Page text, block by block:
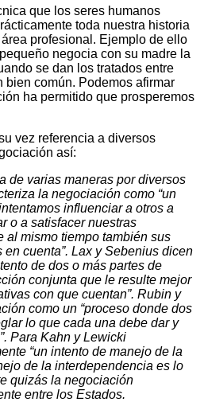
que los seres humanos
toda nuestra historia
profesional. Ejemplo de ello
negocia con su madre la
se dan los tratados entre
bien común. Podemos afirmar
ha permitido que prosperemos
vez referencia a diversos
así:
de varias maneras por diversos
la negociación como “un
influenciar a otros a
o a satisfacer nuestras
al mismo tiempo también sus
cuenta”. Lax y Sebenius dicen
de dos o más partes de
conjunta que le resulte mejor
con que cuentan”. Rubin y
como un “proceso donde dos
lo que cada una debe dar y
Para Kahn y Lewicki
“un intento de manejo de la
de la interdependencia es lo
quizás la negociación
entre los Estados.